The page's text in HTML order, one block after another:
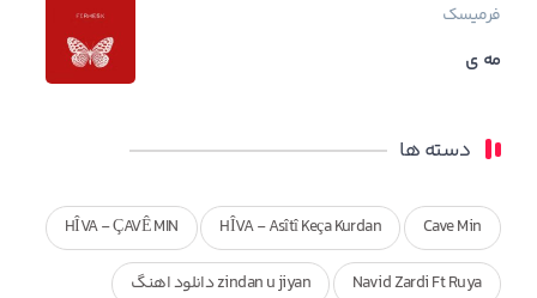
فرمیسک
مه ی
دسته ها
Cave Min
HÎVA - Asîtî Keça Kurdan
HÎVA - ÇAVÊ MIN
Navid Zardi Ft Ruya zindan u jiyan دانلود اهنگ